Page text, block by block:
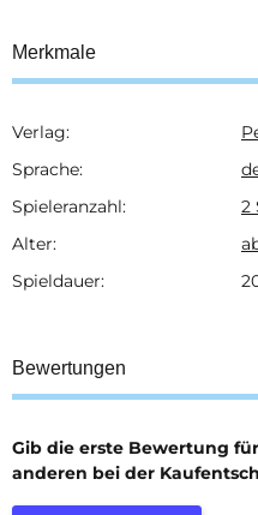
Merkmale
Produkteigenschaft
Wert
Verlag:
Sprache:
Spieleranzahl:
2
Alter:
Spieldauer:
Bewertungen
Gib die erste Bewertung
anderen bei der